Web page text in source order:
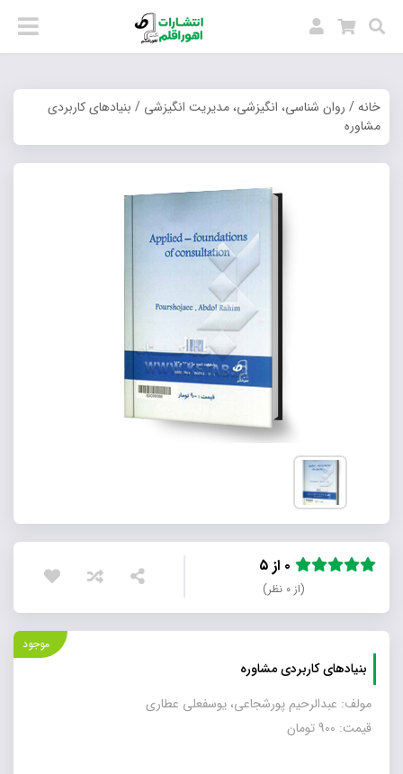
خانه/ روان شناسی، انگیزشی، مدیریت انگیزشی / بنیادهای کاربردی
مشاوره
(از ۰ نظر)
موجود
بنیادهای کاربردی مشاوره
مولف: عبدالرحیم پورشجاعی، یوسفعلی عطاری
قیمت: 900 تومان